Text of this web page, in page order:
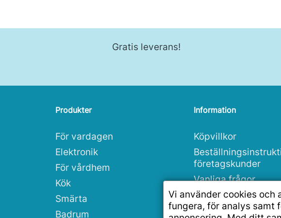
Gratis leverans!
Produkter
För vardagen
Elektronik
För vårdhem
Kök
Smärta
Badrum
Information
Köpvillkor
företagskunder
Vanliga frågor
Integritetspolicy
Rea
Vi använder cookies och
fungera, för analys samt